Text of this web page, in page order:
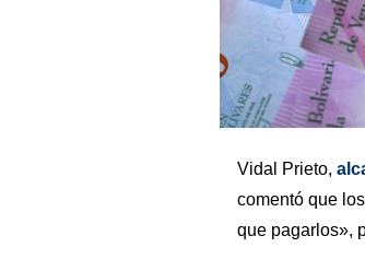
Vidal Prieto,
comentó que
que pagarlos»,